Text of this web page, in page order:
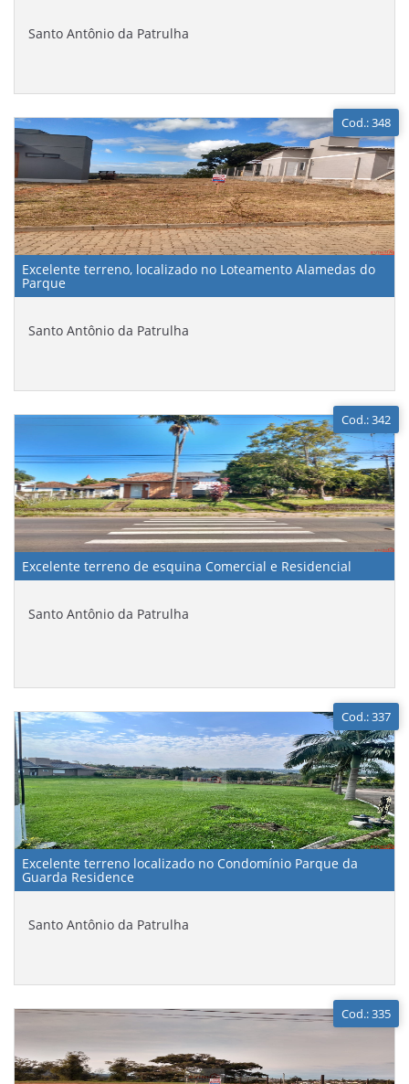
Santo Antônio da Patrulha
Cod.: 348
Excelente terreno, localizado no Loteamento Alamedas do
Parque
Santo Antônio da Patrulha
Cod.: 342
Excelente terreno de esquina Comercial e Residencial
Santo Antônio da Patrulha
Cod.: 337
Excelente terreno localizado no Condomínio Parque da
Guarda Residence
Santo Antônio da Patrulha
Cod.: 335